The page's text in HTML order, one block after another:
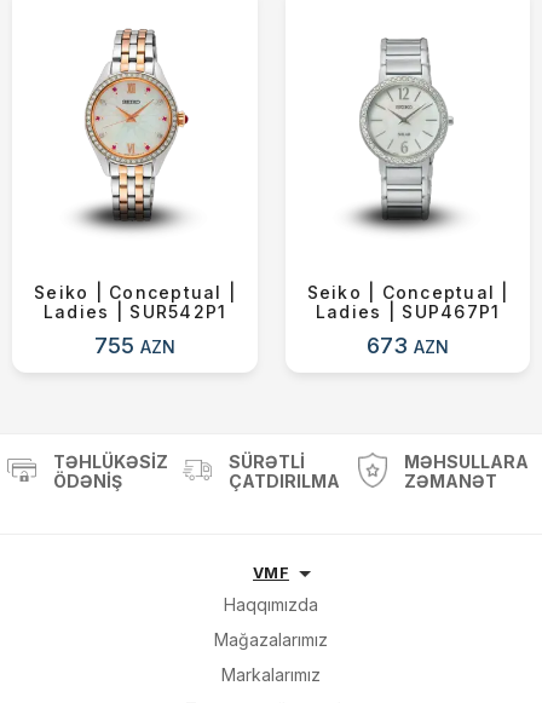
Seiko | Conceptual |
Ladies | SUR542P1
755AZN
Seiko | Conceptual |
Ladies | SUP467P1
673AZN
TƏHLÜKƏSIZ
ÖDƏNIŞ
SÜRƏTLI
ÇATDIRILMA
MƏHSULLARA
ZƏMANƏT
VMF
Haqqımızda
Mağazalarımız
Markalarımız